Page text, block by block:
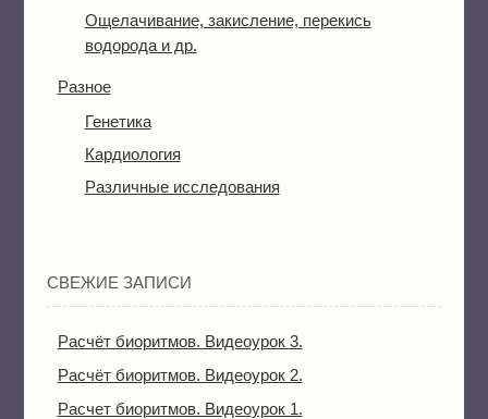
Ощелачивание, закисление, перекись
водорода и др.
Разное
Генетика
Кардиология
Различные исследования
СВЕЖИЕ ЗАПИСИ
Расчёт биоритмов. Видеоурок 3.
Расчёт биоритмов. Видеоурок 2.
Расчет биоритмов. Видеоурок 1.